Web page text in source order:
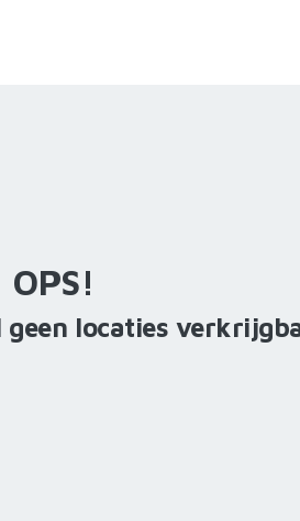
OPS!
geen locaties